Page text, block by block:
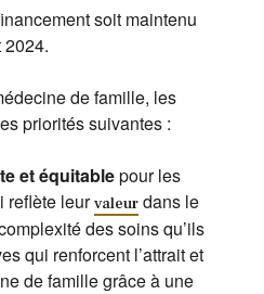
soit maintenu
2024.
de famille, les
priorités suivantes :
et équitablepour les
reflète leurvaleur dans le
des soins qu’ils
qui renforcent l’attrait et
de famille grâce à une